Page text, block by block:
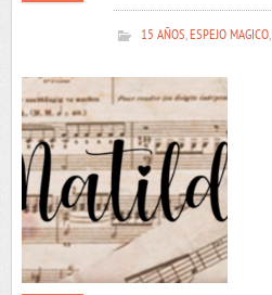
15 AÑOS,ESPEJO MAGICO,